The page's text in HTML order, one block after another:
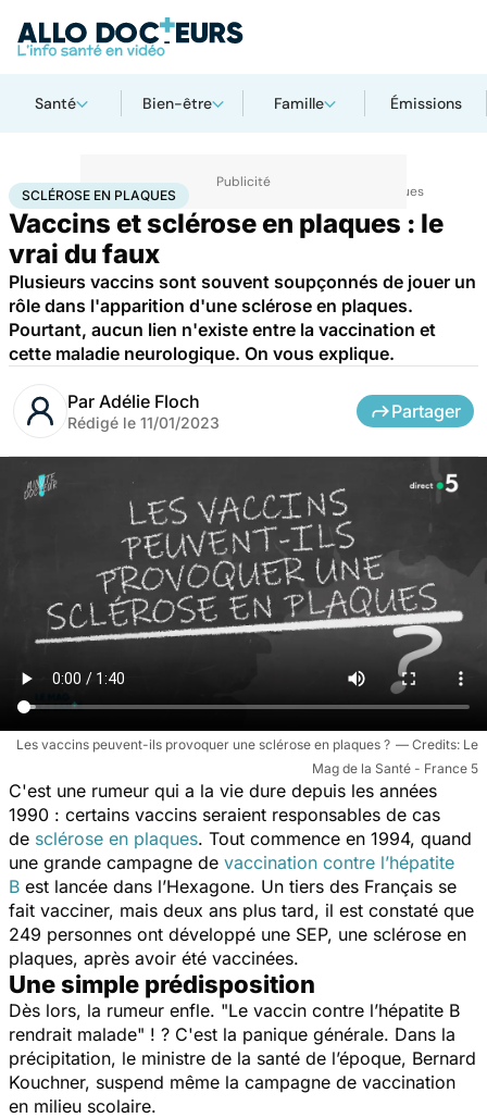
Santé Bien-être Famille Émissions
AccueilSantéMaladiesMaladies neurologiques Sclérose en plaques
SCLÉROSE EN PLAQUES
Vaccins et sclérose en plaques : le
vrai du faux
Plusieurs vaccins sont souvent soupçonnés de jouer un
rôle dans l'apparition d'une sclérose en plaques.
Pourtant, aucun lien n'existe entre la vaccination et
cette maladie neurologique. On vous explique.
Par Adélie Floch
Rédigé le 11/01/2023
Partager
Les vaccins peuvent-ils provoquer une sclérose en plaques ?
Le
Mag de la Santé - France 5
C'est une rumeur qui a la vie dure depuis les années
1990 : certains vaccins seraient responsables de cas
de sclérose en plaques. Tout commence en 1994, quand
une grande campagne de vaccination contre l’hépatite
B est lancée dans l’Hexagone. Un tiers des Français se
fait vacciner, mais deux ans plus tard, il est constaté que
249 personnes ont développé une SEP, une sclérose en
plaques, après avoir été vaccinées.
Une simple prédisposition
Dès lors, la rumeur enfle. "Le vaccin contre l’hépatite B
rendrait malade" ! ? C'est la panique générale. Dans la
précipitation, le ministre de la santé de l’époque, Bernard
Kouchner, suspend même la campagne de vaccination
en milieu scolaire.